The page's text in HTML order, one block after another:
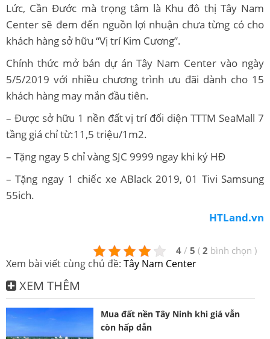
Lức, Cần Đước mà trọng tâm là Khu đô thị Tây Nam
Center sẽ đem đến nguồn lợi nhuận chưa từng có cho
khách hàng sở hữu “Vị trí Kim Cương”.
Chính thức mở bán dự án Tây Nam Center vào ngày
5/5/2019 với nhiều chương trình ưu đãi dành cho 15
khách hàng may mắn đầu tiên.
– Được sở hữu 1 nền đất vị trí đối diện TTTM SeaMall 7
tầng giá chỉ từ:11,5 triệu/1m2.
– Tặng ngay 5 chỉ vàng SJC 9999 ngay khi ký HĐ
– Tặng ngay 1 chiếc xe ABlack 2019, 01 Tivi Samsung
55ich.
HTLand.vn
4 / 5 ( 2 bình chọn )
Xem bài viết cùng chủ đề: Tây Nam Center
XEM THÊM
Mua đất nền Tây Ninh khi giá vẫn
còn hấp dẫn